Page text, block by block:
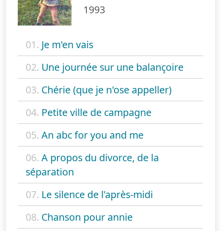
1993
01. Je m'en vais
02. Une journée sur une balançoire
03. Chérie (que je n'ose appeller)
04. Petite ville de campagne
05. An abc for you and me
06. A propos du divorce, de la
séparation
07. Le silence de l'après-midi
08. Chanson pour annie